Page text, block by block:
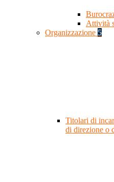
Attività
Organizzazione 5
Titolari di
di direzione o